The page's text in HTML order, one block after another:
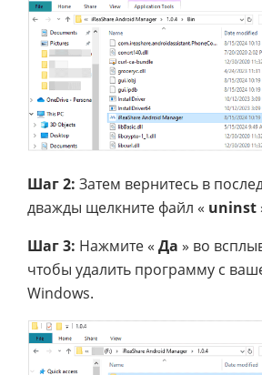
Шаг 2: Затем вернитесь в
дважды щелкните файл « uninst
Шаг 3: Нажмите « Да » во
чтобы удалить программу с
Windows.